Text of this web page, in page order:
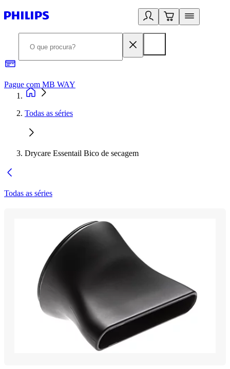
Pague com MB WAY
Todas as séries
Drycare Essentail Bico de secagem
Todas as séries